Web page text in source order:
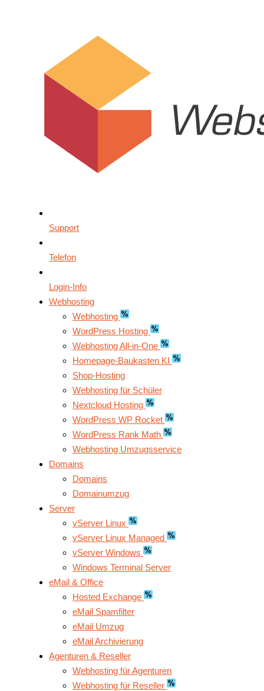
Support
Telefon
Login-Info
Webhosting
Webhosting
WordPress Hosting
Webhosting All-in-One
Homepage-Baukasten KI
Shop-Hosting
Webhosting für Schüler
Nextcloud Hosting
WordPress WP Rocket
WordPress Rank Math
Webhosting Umzugsservice
Domains
Domains
Domainumzug
Server
vServer Linux
vServer Linux Managed
vServer Windows
Windows Terminal Server
eMail & Office
Hosted Exchange
eMail Spamfilter
eMail Umzug
eMail Archivierung
Agenturen & Reseller
Webhosting für Agenturen
Webhosting für Reseller